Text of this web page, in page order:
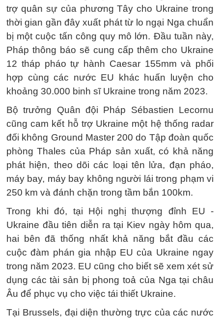
trợ quân sự của phương Tây cho Ukraine trong
thời gian gần đây xuất phát từ lo ngại Nga chuẩn
bị một cuộc tấn công quy mô lớn. Đầu tuần này,
Pháp thông báo sẽ cung cấp thêm cho Ukraine
12 tháp pháo tự hành Caesar 155mm và phối
hợp cùng các nước EU khác huấn luyện cho
khoảng 30.000 binh sĩ Ukraine trong năm 2023.
Bộ trưởng Quân đội Pháp Sébastien Lecornu
cũng cam kết hỗ trợ Ukraine một hệ thống radar
đối không Ground Master 200 do Tập đoàn quốc
phòng Thales của Pháp sản xuất, có khả năng
phát hiện, theo dõi các loại tên lửa, đạn pháo,
máy bay, máy bay không người lái trong phạm vi
250 km và đánh chặn trong tầm bắn 100km.
Trong khi đó, tại Hội nghị thượng đỉnh EU -
Ukraine đầu tiên diễn ra tại Kiev ngày hôm qua,
hai bên đã thống nhất khả năng bắt đầu các
cuộc đàm phán gia nhập EU của Ukraine ngay
trong năm 2023. EU cũng cho biết sẽ xem xét sử
dụng các tài sản bị phong toả của Nga tại châu
Âu để phục vụ cho việc tái thiết Ukraine.
Tại Brussels, đại diện thường trực của các nước